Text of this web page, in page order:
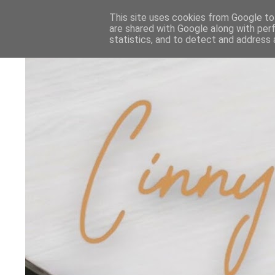
This site uses cookies from Google
are shared with Google along with
statistics, and to detect and address